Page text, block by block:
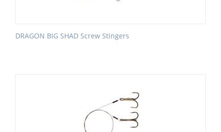
DRAGON BIG SHAD Screw Stingers